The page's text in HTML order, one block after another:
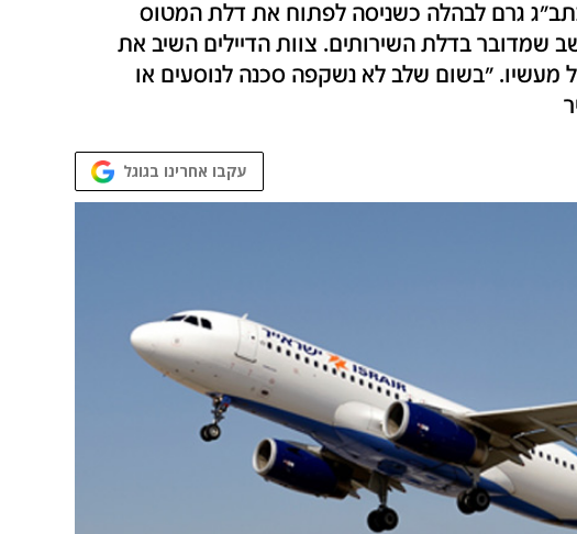
גרם לבהלה כשניסה לפתוח את דלת המטוס
שמדובר בדלת השירותים. צוות הדיילים השיב את
מעשיו. "בשום שלב לא נשקפה סכנה לנוסעים או
עקבו אחרינו בגוגל